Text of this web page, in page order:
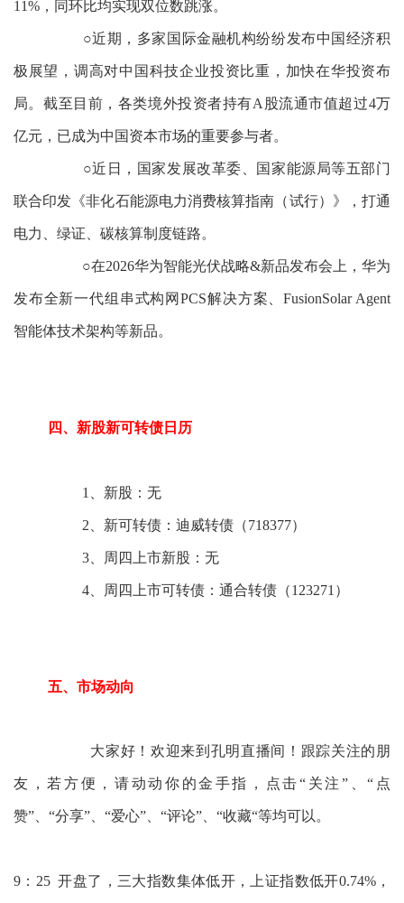
11%，同环比均实现双位数跳涨。
○近期，多家国际金融机构纷纷发布中国经济积
极展望，调高对中国科技企业投资比重，加快在华投资布
局。截至目前，各类境外投资者持有A股流通市值超过4万
亿元，已成为中国资本市场的重要参与者。
○近日，国家发展改革委、国家能源局等五部门
联合印发《非化石能源电力消费核算指南（试行）》，打通
电力、绿证、碳核算制度链路。
○在2026华为智能光伏战略&新品发布会上，华为
发布全新一代组串式构网PCS解决方案、FusionSolar Agent
智能体技术架构等新品。
四、新股新可转债日历
1、新股：无
2、新可转债：迪威转债（718377）
3、周四上市新股：无
4、周四上市可转债：通合转债（123271）
五、市场动向
大家好！欢迎来到孔明直播间！跟踪关注的朋
友，若方便，请动动你的金手指，点击“关注”、“点
赞”、“分享”、“爱心”、“评论”、“收藏“等均可以。
9：25 开盘了，三大指数集体低开，上证指数低开0.74%，